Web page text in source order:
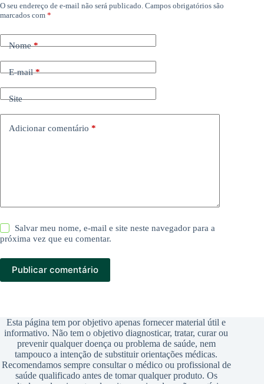
O seu endereço de e-mail não será publicado. Campos obrigatórios são
marcados com *
Nome*
E-mail*
Site
Adicionar comentário *
Salvar meu nome, e-mail e site neste navegador para a
próxima vez que eu comentar.
Publicar comentário
Esta página tem por objetivo apenas fornecer material útil e
informativo. Não tem o objetivo diagnosticar, tratar, curar ou
prevenir qualquer doença ou problema de saúde, nem
tampouco a intenção de substituir orientações médicas.
Recomendamos sempre consultar o médico ou profissional de
saúde qualificado antes de tomar qualquer produto. Os